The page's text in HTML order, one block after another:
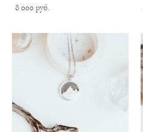
8 000 pуб.